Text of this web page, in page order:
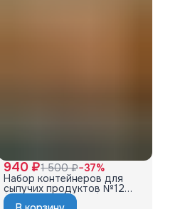
940 ₽1 500 ₽−37%
Набор контейнеров для
сыпучих продуктов №12
(1л×6; 1,4л×6) (12шт)